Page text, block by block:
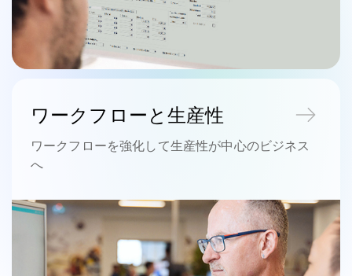
ワークフローと生産性
ワークフローを強化して生産性が中心のビジネス
へ